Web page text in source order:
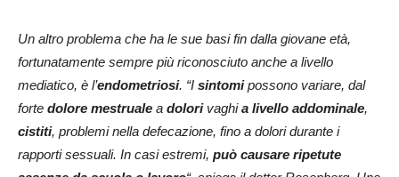
Un altro problema che ha le sue basi fin dalla giovane età,
fortunatamente sempre più riconosciuto anche a livello
mediatico, è l’endometriosi. “I sintomipossono variare, dal
forte dolore mestruale a dolorivaghia livello addominale,
cistiti, problemi nella defecazione, fino a dolori durante i
rapporti sessuali. In casi estremi, può causare ripetute